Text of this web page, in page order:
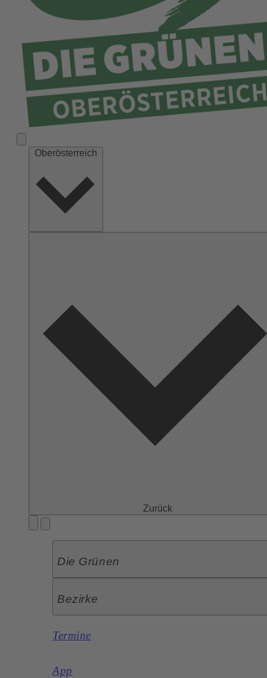
Ried
Schärding
Steyr
Steyr-Land
Urfahr-Umgebung
Vöcklabruck
Oberösterreich
Zurück
Die Grünen
Bezirke
Termine
App